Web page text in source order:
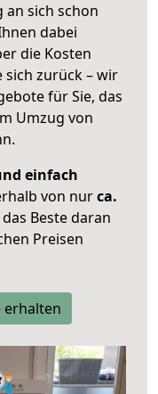
an sich schon
dabei
die Kosten
sich zurück – wir
für Sie, das
Umzug von
einfach
von nurca.
Beste daran
Preisen
erhalten